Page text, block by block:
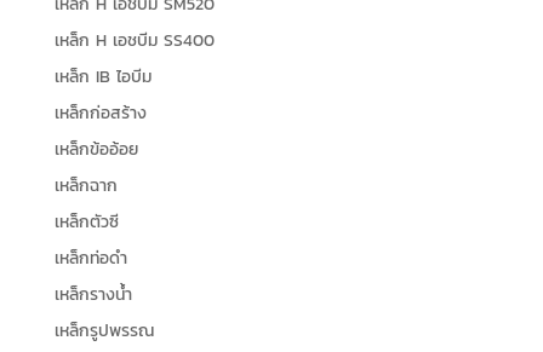
เหล็ก H เอชบีม SS400
เหล็ก IB ไอบีม
เหล็กก่อสร้าง
เหล็กข้ออ้อย
เหล็กฉาก
เหล็กตัวซี
เหล็กท่อดำ
เหล็กรางน้ำ
เหล็กรูปพรรณ